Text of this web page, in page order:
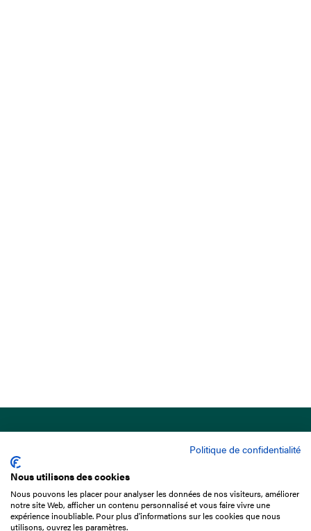
15 Boulevard de Douaumont
75017 Paris
Politique de confidentialité
Nous utilisons des cookies
Nous pouvons les placer pour analyser les données de nos visiteurs, améliorer
notre site Web, afficher un contenu personnalisé et vous faire vivre une
expérience inoubliable. Pour plus d'informations sur les cookies que nous
utilisons, ouvrez les paramètres.